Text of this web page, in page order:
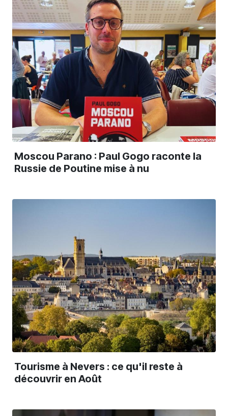
Moscou Parano : Paul Gogo raconte la
Russie de Poutine mise à nu
Tourisme à Nevers : ce qu'il reste à
découvrir en Août